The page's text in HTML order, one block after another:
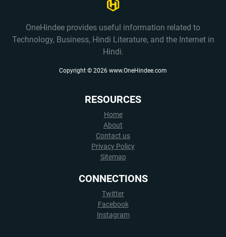
OneHindee provides useful information related to
Technology, Business, Hindi Literature, and the Internet in
Hindi.
Copyright © 2026 www.OneHindee.com
RESOURCES
Home
About
Contact us
Privacy Policy
Sitemap
CONNECTIONS
Twitter
Facebook
Instagram